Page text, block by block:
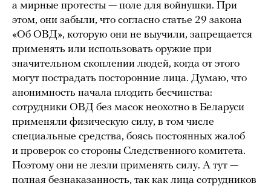
а мирные протесты — поле для войнушки. При
этом, они забыли, что согласно статье 29 закона
«Об ОВД», которую они не выучили, запрещается
применять или использовать оружие при
значительном скоплении людей, когда от этого
могут пострадать посторонние лица. Думаю, что
анонимность начала плодить бесчинства:
сотрудники ОВД без масок неохотно в Беларуси
применяли физическую силу, в том числе
специальные средства, боясь постоянных жалоб
и проверок со стороны Следственного комитета.
Поэтому они не лезли применять силу. А тут —
полная безнаказанность, так как лица сотрудников